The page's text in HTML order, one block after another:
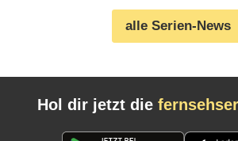
alle Serien-News
Hol dir jetzt die